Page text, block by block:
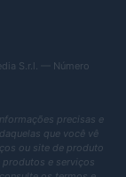
S.r.l. — Número
precisas e
que você vê
ou site de produto
e serviços